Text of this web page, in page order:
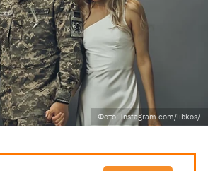
Фото: Instagram.com/libkos/